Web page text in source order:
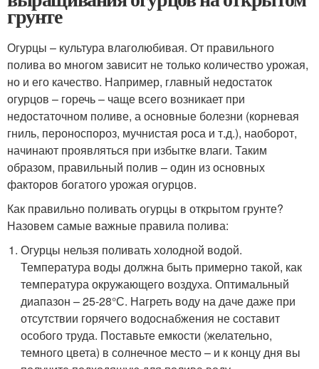
грунте
Огурцы – культура влаголюбивая. От правильного
полива во многом зависит не только количество урожая,
но и его качество. Например, главный недостаток
огурцов – горечь – чаще всего возникает при
недостаточном поливе, а основные болезни (корневая
гниль, пероноспороз, мучнистая роса и т.д.), наоборот,
начинают проявляться при избытке влаги. Таким
образом, правильный полив – один из основных
факторов богатого урожая огурцов.
Как правильно поливать огурцы в открытом грунте?
Назовем самые важные правила полива:
Огурцы нельзя поливать холодной водой.
Температура воды должна быть примерно такой, как
температура окружающего воздуха. Оптимальный
диапазон – 25-28°С. Нагреть воду на даче даже при
отсутствии горячего водоснабжения не составит
особого труда. Поставьте емкости (желательно,
темного цвета) в солнечное место – и к концу дня вы